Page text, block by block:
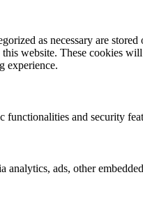
as necessary are
website. These cookies
experience.
and security
ads, other